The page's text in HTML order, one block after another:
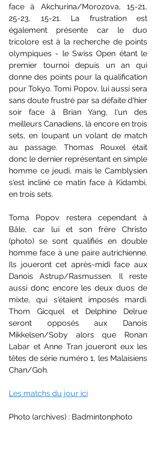
face à Akchurina/Morozova, 15-21,
25-23, 15-21. La frustration est
également présente car le duo
tricolore est à la recherche de points
olympiques - le Swiss Open étant le
premier tournoi depuis un an qui
donne des points pour la qualification
pour Tokyo. Tomi Popov, lui aussi sera
sans doute frustré par sa défaite d'hier
soir face à Brian Yang, l'un des
meilleurs Canadiens, là encore en trois
sets, en loupant un volant de match
au passage. Thomas Rouxel était
donc le dernier représentant en simple
homme ce jeudi, mais le Camblysien
s'est incliné ce matin face à Kidambi,
en trois sets.
Toma Popov restera cependant à
Bâle, car lui et son frère Christo
(photo) se sont qualifiés en double
homme face à une paire autrichienne.
Ils joueront cet après-midi face aux
Danois Astrup/Rasmussen. Il reste
aussi donc encore les deux duos de
mixte, qui s'étaient imposés mardi.
Thom Gicquel et Delphine Delrue
seront opposés aux Danois
Mikkelsen/Soby alors que Ronan
Labar et Anne Tran joueront eux les
têtes de série numéro 1, les Malaisiens
Chan/Goh.
Les matchs du jour ici
Photo (archives) : Badmintonphoto